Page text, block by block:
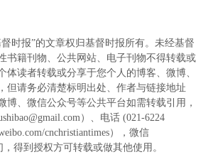
时报”的文章权归基督时报所有。未经基督
书籍刊物、公共网站、电子刊物不得转载或
体读者转载或分享于您个人的博客、微博、
但请务必清楚标明出处、作者与链接地址
博、微信公众号等公共平台如需转载引用，
）、电话 (021-6224
cnchristiantimes），微信
，得到授权方可转载或做其他使用。